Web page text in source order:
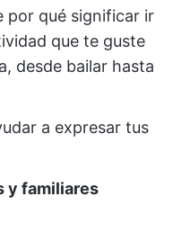
por qué significar ir
que te guste
desde bailar hasta
a expresar tus
y familiares